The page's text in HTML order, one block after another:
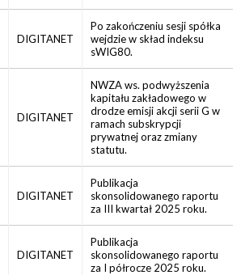
DIGITANET
Po zakończeniu sesji spółka
wejdzie w skład indeksu
sWIG80.
DIGITANET
NWZA ws. podwyższenia
kapitału zakładowego w
drodze emisji akcji serii G w
ramach subskrypcji
prywatnej oraz zmiany
statutu.
DIGITANET
Publikacja
skonsolidowanego raportu
za III kwartał 2025 roku.
DIGITANET
Publikacja
skonsolidowanego raportu
za I półrocze 2025 roku.